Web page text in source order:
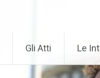
Gli Atti Le